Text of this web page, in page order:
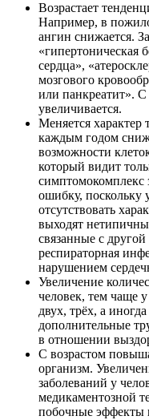
Возрастает
Например, в
ангин снижается.
«гипертоническая
сердца»,
мозгового
или панкреатит».
увеличивается.
Меняется характер
каждым годом
возможности
который видит
симптомокомплекс
ошибку,
отсутствовать
выходят
связанные с
респираторная
нарушением
Увеличение
человек, тем чаще
двух, трёх, а
дополнительные
в отношении
С возрастом
организм.
заболеваний у
медикаментозной
побочные эффекты